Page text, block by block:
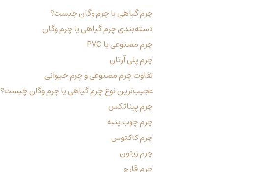
چرم گیاهی یا چرم وگان چیست؟
دسته‌بندی چرم گیاهی یا چرم وگان
چرم مصنوعی یا PVC
چرم پلی‌ آرتان
تفاوت چرم مصنوعی و چرم حیوانی
عجیب‌ترین نوع چرم گیاهی یا چرم وگان چیست؟
چرم پیناتکس
چرم چوب پنبه
چرم کاکتوس
چرم زیتون
چرم قارچ